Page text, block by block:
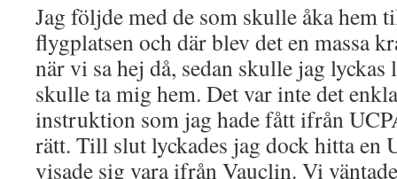
Jag följde med de som skulle åka hem
flygplatsen och där blev det en massa
när vi sa hej då, sedan skulle jag lyckas
skulle ta mig hem. Det var inte det
instruktion som jag hade fått ifrån
rätt. Till slut lyckades jag dock hitta en
visade sig vara ifrån Vauclin. Vi